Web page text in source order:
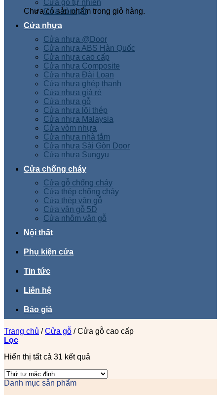
Chưa có sản phẩm trong giỏ hàng.
Cửa gỗ tự nhiên
Cửa vòm gỗ
Cửa nhựa
Cửa nhựa @Door
Cửa nhựa ABS Hàn Quốc
Cửa nhựa cao cấp
Cửa nhựa Composite
Cửa nhựa Đài Loan
Cửa nhựa ghép thanh
Cửa nhựa giá rẻ
Cửa nhựa gỗ
Cửa nhựa lõi thép
Cửa nhựa Malaysia
Cửa vòm nhựa
Cửa nhựa nhà tắm
Cửa nhựa Sài Gòn Door
Cửa nhựa Sungyu
Cửa chống cháy
Cửa gỗ chống cháy
Cửa thép chống cháy
Cửa thép vân gỗ
Cửa vân gỗ 5D
Cửa nhôm vân gỗ
Nội thất
Phụ kiện cửa
Tin tức
Liên hệ
Báo giá
Trang chủ / Cửa gỗ /Cửa gỗ cao cấp
Lọc
Hiển thị tất cả 31 kết quả
Danh mục sản phẩm